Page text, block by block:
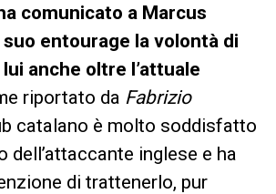
comunicato a Marcus
entourage la volontà di
anche oltre l’attuale
riportato da Fabrizio
catalano è molto soddisfatto
dell’attaccante inglese e ha
di trattenerlo, pur